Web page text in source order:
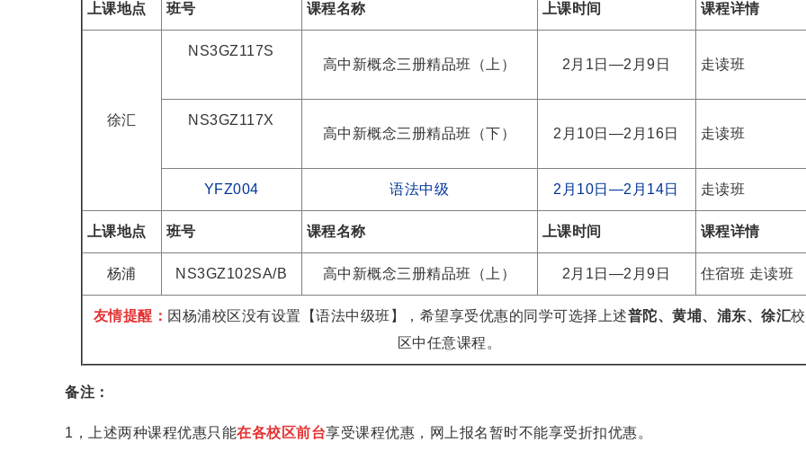
上课地点 班号 课程名称 上课时间 课程详情
徐汇
NS3GZ117S
高中新概念三册精品班（上）
2月1日—2月9日 走读班
NS3GZ117X
高中新概念三册精品班（下）
2月10日—2月16日 走读班
YFZ004 语法中级 2月10日—2月14日 走读班
上课地点 班号 课程名称 上课时间 课程详情
杨浦 NS3GZ102SA/B 高中新概念三册精品班（上） 2月1日—2月9日 住宿班 走读班
友情提醒： 因杨浦校区没有设置【语法中级班】，希望享受优惠的同学可选择上述普陀、黄埔、浦东、徐汇校
区中任意课程。
备注：
1，上述两种课程优惠只能在各校区前台享受课程优惠，网上报名暂时不能享受折扣优惠。